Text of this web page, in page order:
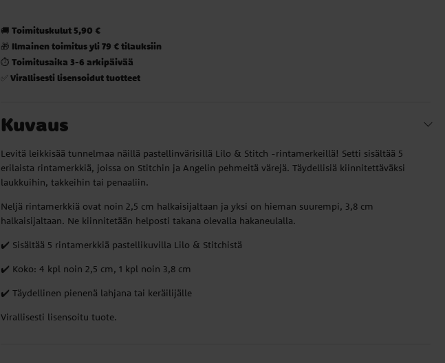
🚚Toimituskulut 5,90 €
🎁 Ilmainen toimitus yli 79 € tilauksiin
⏱️Toimitusaika 3-6 arkipäivää
✅Virallisesti lisensoidut tuotteet
Kuvaus
Levitä leikkisää tunnelmaa näillä pastellinvärisillä Lilo & Stitch -rintamerkeillä! Setti sisältää 5
erilaista rintamerkkiä, joissa on Stitchin ja Angelin pehmeitä värejä. Täydellisiä kiinnitettäväksi
laukkuihin, takkeihin tai penaaliin.
Neljä rintamerkkiä ovat noin 2,5 cm halkaisijaltaan ja yksi on hieman suurempi, 3,8 cm
halkaisijaltaan. Ne kiinnitetään helposti takana olevalla hakaneulalla.
✔️ Sisältää 5 rintamerkkiä pastellikuvilla Lilo & Stitchistä
✔️ Koko: 4 kpl noin 2,5 cm, 1 kpl noin 3,8 cm
✔️ Täydellinen pienenä lahjana tai keräilijälle
Virallisesti lisensoitu tuote.